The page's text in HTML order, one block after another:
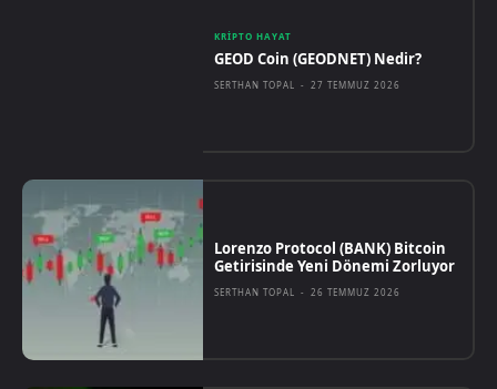
KRIPTO HAYAT
GEOD Coin (GEODNET) Nedir?
SERTHAN TOPAL - 27 TEMMUZ 2026
Lorenzo Protocol (BANK) Bitcoin
Getirisinde Yeni Dönemi Zorluyor
SERTHAN TOPAL - 26 TEMMUZ 2026